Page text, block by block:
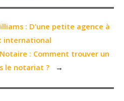
: D’une petite agence à
international
: Comment trouver un
le notariat ?
→